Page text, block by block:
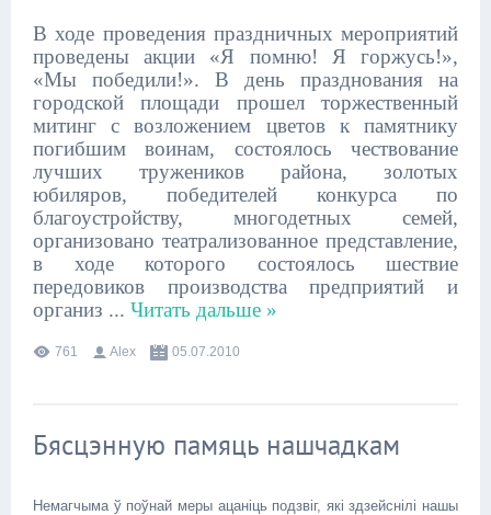
В ходе проведения праздничных мероприятий
проведены акции «Я помню! Я горжусь!»,
«Мы победили!». В день празднования на
городской площади прошел торжественный
митинг с возложением цветов к памятнику
погибшим воинам, состоялось чествование
лучших тружеников района, золотых
юбиляров, победителей конкурса по
благоустройству, многодетных семей,
организовано театрализованное представление,
в ходе которого состоялось шествие
передовиков производства предприятий и
организ ... Читать дальше »
761 Alex 05.07.2010
Бясцэнную памяць нашчадкам
Немагчыма ў поўнай меры ацаніць подзвіг, які здзейснілі нашы